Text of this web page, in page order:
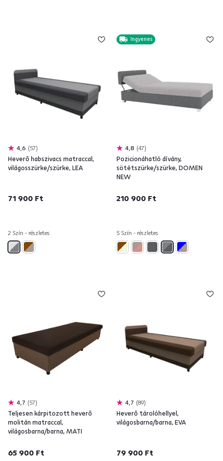
4,6 57
Heverő habszivacs matraccal,
világosszürke/szürke, LEA
71 900 Ft
2 Szín - részletes
Ingyenes
4,8 47
Pozicionáhatló dívány,
sötétszürke/szürke, DOMEN
NEW
210 900 Ft
5 Szín - részletes
4,7 57
Teljesen kárpitozott heverő
molitán matraccal,
világosbarna/barna, MATI
65 900 Ft
4,7 89
Heverő tárolóhellyel,
világosbarna/barna, EVA
79 900 Ft